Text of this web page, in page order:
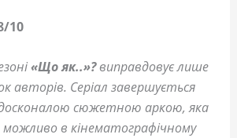
10
«Що як..»?виправдовує лише
авторів. Серіал завершується
сюжетною аркою, яка
в кінематографічному